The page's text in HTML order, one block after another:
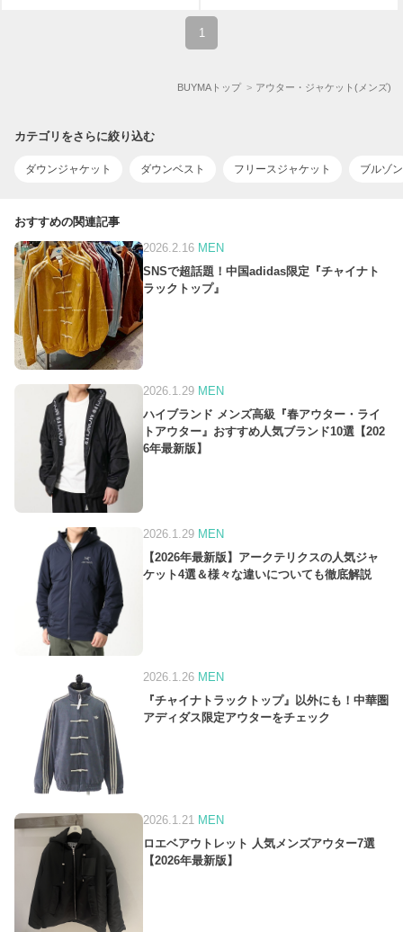
1
BUYMAトップ アウター・ジャケット(メンズ)
カテゴリをさらに絞り込む
ダウンジャケット ダウンベスト フリースジャケット ブルゾン
おすすめの関連記事
2026.2.16 MEN
SNSで超話題！中国adidas限定『チャイナト
ラックトップ』
2026.1.29 MEN
ハイブランド メンズ高級『春アウター・ライ
トアウター』おすすめ人気ブランド10選【202
6年最新版】
2026.1.29 MEN
【2026年最新版】アークテリクスの人気ジャ
ケット4選＆様々な違いについても徹底解説
2026.1.26 MEN
『チャイナトラックトップ』以外にも！中華圏
アディダス限定アウターをチェック
2026.1.21
MEN
ロエベアウトレット 人気メンズアウター7選
【2026年最新版】